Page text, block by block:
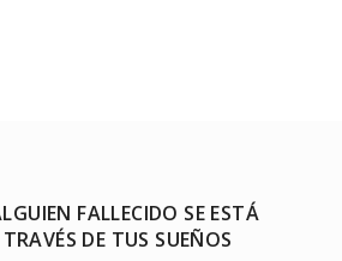
FALLECIDO SE ESTÁ
DE TUS SUEÑOS